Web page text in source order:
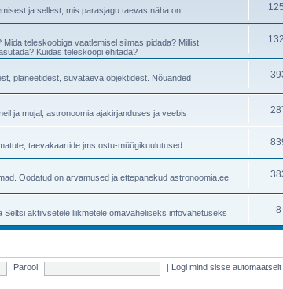
ja sellest, mis parasjagu taevas näha on
teleskoobiga vaatlemisel silmas pidada? Millist
Kuidas teleskoopi ehitada?
planeetidest, süvataeva objektidest. Nõuanded
ja mujal, astronoomia ajakirjanduses ja veebis
taevakaartide jms ostu-müügikuulutused
Oodatud on arvamused ja ettepanekud astronoomia.ee
Seltsi aktiivsetele liikmetele omavaheliseks infovahetuseks 8
Parool: Logi mind sisse